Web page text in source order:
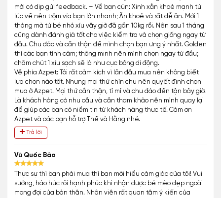
mới có dịp gửi feedback. – Về bạn cún: Xinh xắn khoẻ mạnh từ
lúc về nên trộm vía bạn lớn nhanh; Ăn khoẻ và rất dễ ăn. Mới 1
tháng mà từ bé nhỏ xíu vây giờ đã gần 10kg rồi. Nên sau 1 tháng
cũng dành đánh giá tốt cho việc kiểm tra và chọn giống ngay từ
đầu. Chu đáo và cẩn thận để mình chọn bạn ưng ý nhất. Golden
thì các bạn tình cảm; thông minh nên mình chọn ngay từ đầu;
chăm chút 1 xíu sạch sẽ là như cục bông di động.
Về phía Azpet: Tôi rất cảm kích vì lần đầu mua nên không biết
lựa chọn nào tốt. Nhưng mọi thứ chỉn chu nên quyết định chọn
mua ở Azpet. Mọi thứ cần thận, tỉ mỉ và chu đáo đến tận bây giờ.
Là khách hàng có nhu cầu và cần tham khảo nên mình quay lại
để giúp các bạn có niềm tin từ khách hàng thực tế. Cảm ơn
Azpet và các bạn hỗ trợ Thế và Hằng nhé.
Trả lời
Vũ Quốc Bảo
Thực sự thì bạn phải mua thì bạn mới hiểu cảm giác của tôi! Vui
sướng, háo hức rồi hạnh phúc khi nhận được bé mèo đẹp ngoài
mong đợi của bản thân. Nhân viên rất quan tâm ý kiến của